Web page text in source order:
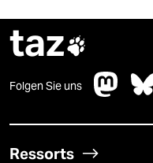
taz
Folgen Sie uns
Ressorts